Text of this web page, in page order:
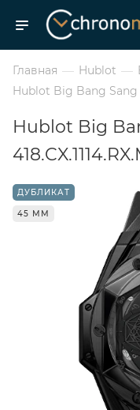
Главная — Hublot —
Hublot Big Bang Sang
Hublot Big
ДУБЛИКАТ
45 ММ